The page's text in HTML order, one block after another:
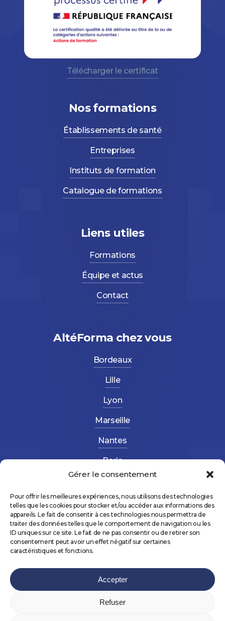
Gérer le consentement
Pour offrir les meilleures expériences, nous utilisons des technologies
telles que les cookies pour stocker et/ou accéder aux informations des
appareils. Le fait de consentir à ces technologies nous permettra de
traiter des données telles que le comportement de navigation ou les
ID uniques sur ce site. Le fait de ne pas consentir ou de retirer son
consentement peut avoir un effet négatif sur certaines
caractéristiques et fonctions.
Accepter
Refuser
Télécharger le certificat
Nos formations
Établissements de santé
Entreprises
Instituts de formation
Catalogue de formations
Liens utiles
Formations
Équipe et actus
Contact
AltéForma chez vous
Bordeaux
Lille
Lyon
Marseille
Nantes
Paris
©2026AltéForma – Réalisé avec 💛 par
PROD&Agence Gus